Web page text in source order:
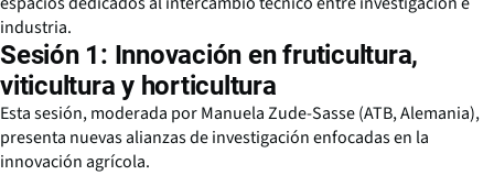
industria.
Sesión 1: Innovación en fruticultura,
viticultura y horticultura
Esta sesión, moderada por Manuela Zude-Sasse (ATB, Alemania),
presenta nuevas alianzas de investigación enfocadas en la
innovación agrícola.